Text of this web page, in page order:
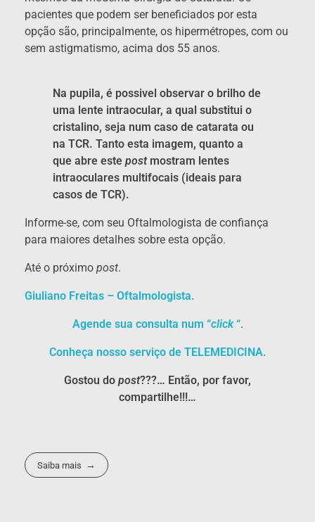
pacientes que podem ser beneficiados por esta
opção são, principalmente, os hipermétropes, com ou
sem astigmatismo, acima dos 55 anos.
Na pupila, é possivel observar o brilho de
uma lente intraocular, a qual substitui o
cristalino, seja num caso de catarata ou
na TCR. Tanto esta imagem, quanto a
que abre este postmostram lentes
intraoculares multifocais (ideais para
casos de TCR).
Informe-se, com seu Oftalmologista de confiança
para maiores detalhes sobre esta opção.
Até o próximo post.
Giuliano Freitas – Oftalmologista.
Agende sua consulta num “click“.
Conheça nosso serviço de TELEMEDICINA.
Gostou do post???… Então, por favor,
compartilhe!!!…
Saiba mais